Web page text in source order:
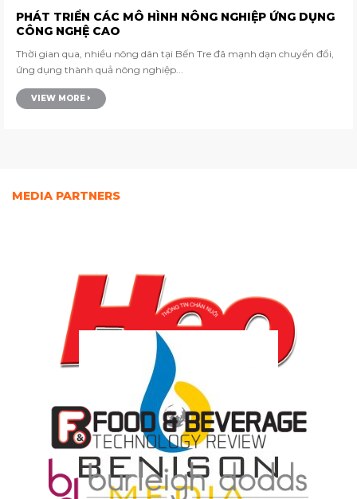
PHÁT TRIỂN CÁC MÔ HÌNH NÔNG NGHIỆP ỨNG DỤNG
CÔNG NGHỆ CAO
Thời gian qua, nhiều nông dân tại Bến Tre đã mạnh dạn chuyển đổi,
ứng dụng thành quả nông nghiệp...
VIEW MORE
MEDIA PARTNERS